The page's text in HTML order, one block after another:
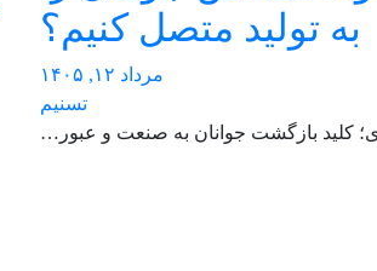
به تولید متصل کنیم؟
مرداد ۱۲, ۱۴۰۵
تسنیم
کلید بازگشت جوانان به صنعت و عبور…